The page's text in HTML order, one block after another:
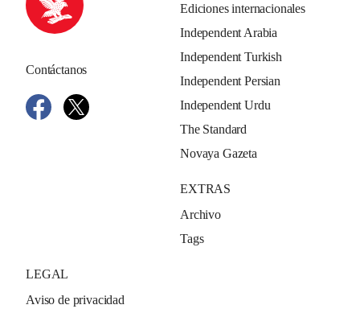
Contáctanos
Ediciones internacionales
Independent Arabia
Independent Turkish
Independent Persian
Independent Urdu
The Standard
Novaya Gazeta
EXTRAS
Archivo
Tags
LEGAL
Aviso de privacidad